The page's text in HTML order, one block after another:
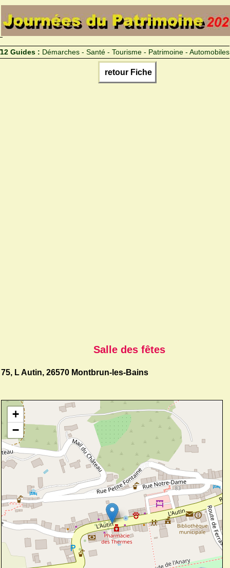
12 Guides : Démarches - Santé - Tourisme - Patrimoine - Automobiles
retour Fiche
Salle des fêtes
75, L Autin, 26570 Montbrun-les-Bains
+
−